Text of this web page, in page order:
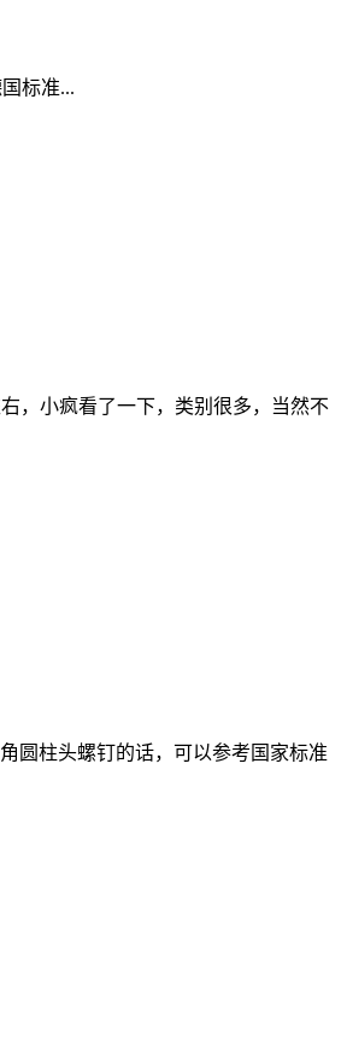
标准...
，小疯看了一下，类别很多，当然不
圆柱头螺钉的话，可以参考国家标准